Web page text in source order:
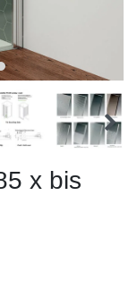
x bis